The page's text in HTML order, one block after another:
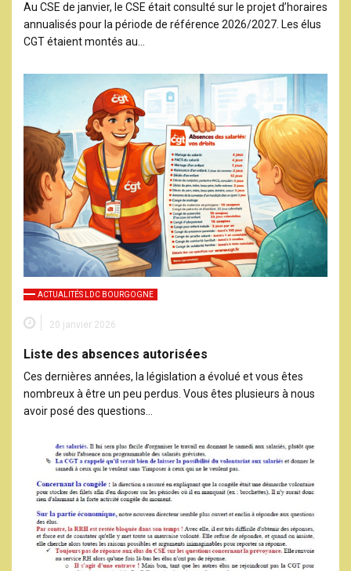
Au CSE de janvier, le CSE était consulté sur le projet d’horaires
annualisés pour la période de référence 2026/2027. Les élus
CGT étaient montés au…
ACTUALITÉS LDC BOURGOGNE
20 janvier 2026
Liste des absences autorisées
Ces dernières années, la législation a évolué et vous êtes
nombreux à être un peu perdus. Vous êtes plusieurs à nous
avoir posé des questions…